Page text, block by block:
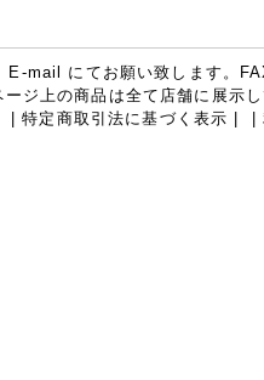
E-mail にてお願い致します。
ージ上の商品は全て店舗に展示
|特定商取引法に基づく表示 |